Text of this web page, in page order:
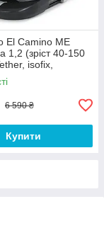
El Camino ME
1,2 (зріст 40-150
isofix,
сірий
6 590 ₴
Купити